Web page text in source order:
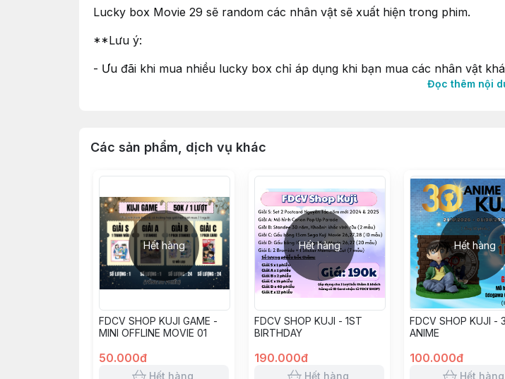
Lucky box Movie 29 sẽ random các nhân vật sẽ xuất hiện trong phim.
**Lưu ý:
- Ưu đãi khi mua nhiều lucky box chỉ áp dụng khi bạn mua các nhân vật
Đọc thêm nội
Các sản phẩm, dịch vụ khác
Hết hàng
FDCV SHOP KUJI GAME -
MINI OFFLINE MOVIE 01
50.000đ
Hết hàng
Hết hàng
FDCV SHOP KUJI - 1ST
BIRTHDAY
190.000đ
Hết hàng
Hết hàng
FDCV SHOP KUJI -
ANIME
100.000đ
Hết hàng